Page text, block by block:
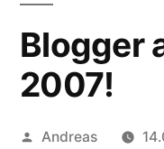
Blogger
2007!
Veröffentlicht
Andreas